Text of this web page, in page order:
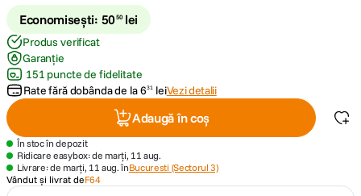
7. card memorie
8 ulanzi
10 . godox
Economisești: 5050 lei
Produs verificat
Garanție
151 puncte de fidelitate
Rate fără dobânda de la631 leiVezi detalii
Adaugă în coș
În stoc în depozit
Ridicare easybox: de marți, 11 aug.
Livrare: de marți, 11 aug. înBucuresti (Sectorul 3)
Vândut și livrat deF64